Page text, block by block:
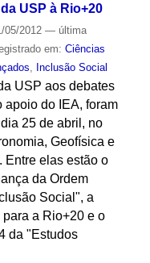
USP à Rio+20
05/2012 — última
em: Ciências
Inclusão Social
USP aos debates
apoio do IEA, foram
25 de abril, no
Geofísica e
Entre elas estão o
da Ordem
Social", a
a Rio+20 e o
da "Estudos